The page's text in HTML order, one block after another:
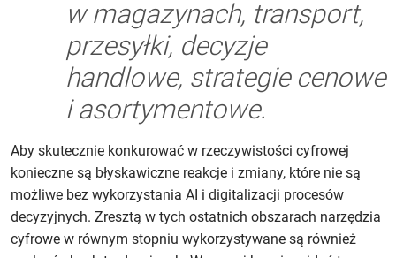
w magazynach, transport,
przesyłki, decyzje
handlowe, strategie cenowe
i asortymentowe.
Aby skutecznie konkurować w rzeczywistości cyfrowej
konieczne są błyskawiczne reakcje i zmiany, które nie są
możliwe bez wykorzystania AI i digitalizacji procesów
decyzyjnych. Zresztą w tych ostatnich obszarach narzędzia
cyfrowe w równym stopniu wykorzystywane są również